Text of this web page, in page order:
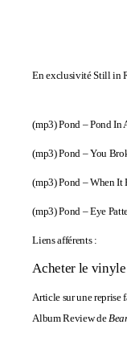
En exclusivité Still in
(mp3)Pond – Pond In
(mp3)Pond – You
(mp3)Pond – When It
(mp3)Pond – Eye
Liens afférents :
Acheter le vinyle
Article sur une reprise
Album Review de